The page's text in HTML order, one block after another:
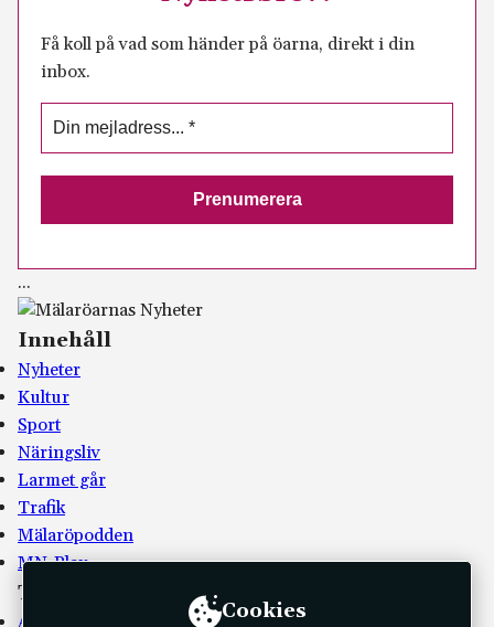
Få koll på vad som händer på öarna, direkt i din
inbox.
...
Innehåll
Nyheter
Kultur
Sport
Näringsliv
Larmet går
Trafik
Mälaröpodden
MN-Play
Tidningen
Annonsera Cookies